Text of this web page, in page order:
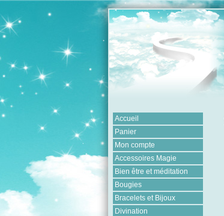
Accueil
Panier
Mon compte
Accessoires Magie
Bien être et méditation
Bougies
Bracelets et Bijoux
Divination